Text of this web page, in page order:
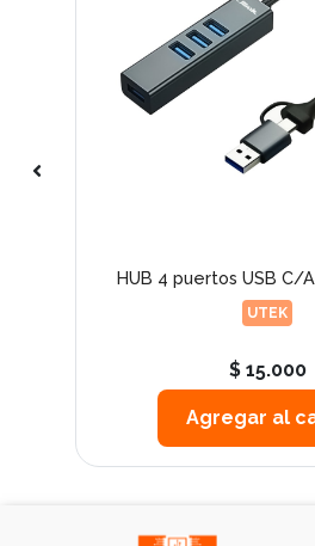
HUB 4 puertos USB C/
UTEK
$ 15.000
Agregar al